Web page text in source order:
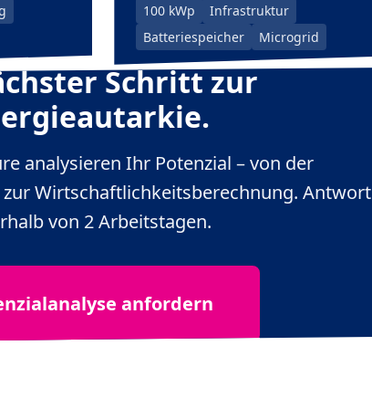
100 kWp
Infrastruktur
Batteriespeicher
Microgrid
Schritt zur
analysieren Ihr Potenzial – von der
Wirtschaftlichkeitsberechnung. Antwort
von 2 Arbeitstagen.
anfordern